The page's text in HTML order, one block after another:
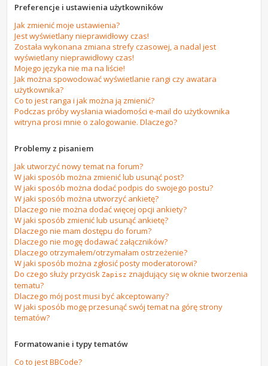
Preferencje i ustawienia użytkowników
Jak zmienić moje ustawienia?
Jest wyświetlany nieprawidłowy czas!
Została wykonana zmiana strefy czasowej, a nadal jest
wyświetlany nieprawidłowy czas!
Mojego języka nie ma na liście!
Jak można spowodować wyświetlanie rangi czy awatara
użytkownika?
Co to jest ranga i jak można ją zmienić?
Podczas próby wysłania wiadomości e-mail do użytkownika
witryna prosi mnie o zalogowanie. Dlaczego?
Problemy z pisaniem
Jak utworzyć nowy temat na forum?
W jaki sposób można zmienić lub usunąć post?
W jaki sposób można dodać podpis do swojego postu?
W jaki sposób można utworzyć ankietę?
Dlaczego nie można dodać więcej opcji ankiety?
W jaki sposób zmienić lub usunąć ankietę?
Dlaczego nie mam dostępu do forum?
Dlaczego nie mogę dodawać załączników?
Dlaczego otrzymałem/otrzymałam ostrzeżenie?
W jaki sposób można zgłosić posty moderatorowi?
Do czego służy przyciskZapisz znajdujący się w oknie tworzenia
tematu?
Dlaczego mój post musi być akceptowany?
W jaki sposób mogę przesunąć swój temat na górę strony
tematów?
Formatowanie i typy tematów
Co to jest BBCode?